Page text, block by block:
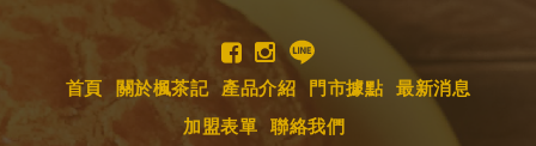
首頁 關於楓茶記 產品介紹 門市據點 最新消息
加盟表單 聯絡我們